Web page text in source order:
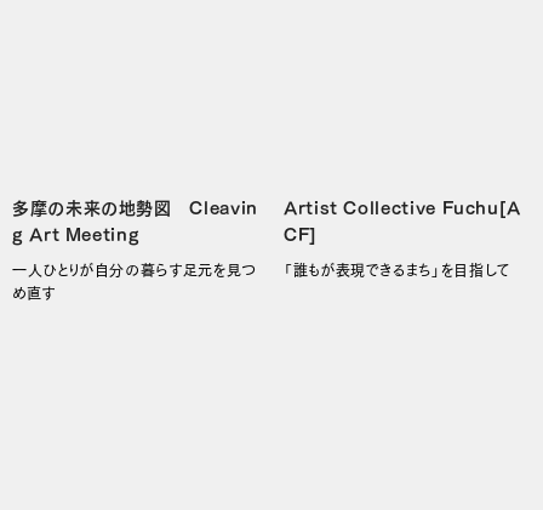
多摩の未来の地勢図 Cleavin
g Art Meeting
一人ひとりが自分の暮らす足元を見つ
め直す
Artist Collective Fuchu[A
CF]
「誰もが表現できるまち」を目指して